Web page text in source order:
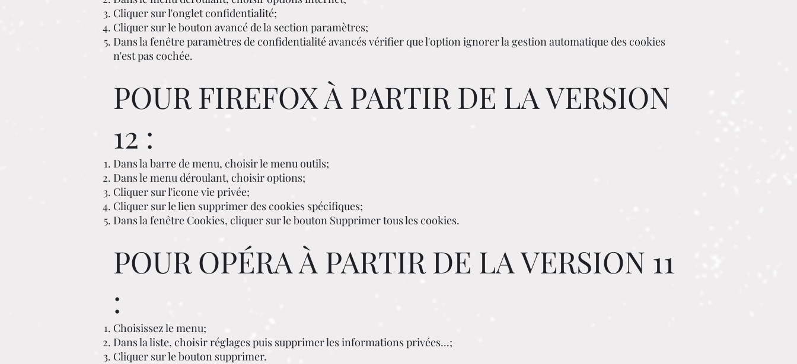
Cliquer sur l'onglet confidentialité;
Cliquer sur le bouton avancé de la section paramètres;
Dans la fenêtre paramètres de confidentialité avancés vérifier que l'option ignorer la gestion automatique des cookies
n'est pas cochée.
POUR FIREFOX À PARTIR DE LA VERSION
12 :
Dans la barre de menu, choisir le menu outils;
Dans le menu déroulant, choisir options;
Cliquer sur l'icone vie privée;
Cliquer sur le lien supprimer des cookies spécifiques;
Dans la fenêtre Cookies, cliquer sur le bouton Supprimer tous les cookies.
POUR OPÉRA À PARTIR DE LA VERSION 11
:
Choisissez le menu;
Dans la liste, choisir réglages puis supprimer les informations privées...;
Cliquer sur le bouton supprimer.